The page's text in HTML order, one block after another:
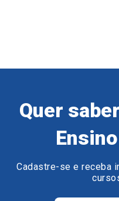
Quer
Cadastre-se e receba